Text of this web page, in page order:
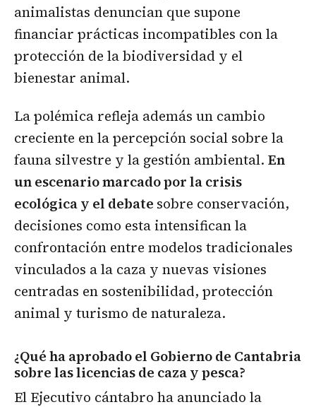
animalistas denuncian que supone
financiar prácticas incompatibles con la
protección de la biodiversidad y el
bienestar animal.
La polémica refleja además un cambio
creciente en la percepción social sobre la
fauna silvestre y la gestión ambiental. En
un escenario marcado por la crisis
ecológica y el debate sobre conservación,
decisiones como esta intensifican la
confrontación entre modelos tradicionales
vinculados a la caza y nuevas visiones
centradas en sostenibilidad, protección
animal y turismo de naturaleza.
¿Qué ha aprobado el Gobierno de Cantabria
sobre las licencias de caza y pesca?
El Ejecutivo cántabro ha anunciado la